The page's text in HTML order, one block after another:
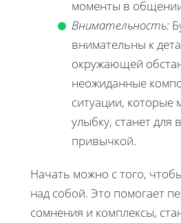
моменты в
Внимательность:
внимательны к
окружающей
неожиданные
ситуации, которые
улыбку, станет для
привычкой.
Начать можно с того,
над собой. Это помогает
сомнения и комплексы,